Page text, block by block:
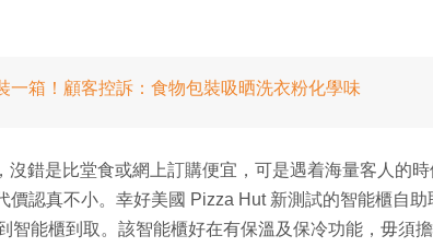
一箱！顧客控訴：食物包裝吸晒洗衣粉化學味
沒錯是比堂食或網上訂購便宜，可是遇着海量客人的
價認真不小。幸好美國 Pizza Hut 新測試的智能櫃自
智能櫃到取。該智能櫃好在有保溫及保冷功能，毋須